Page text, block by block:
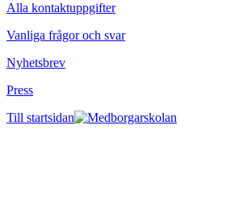
Alla kontaktuppgifter
Vanliga frågor och svar
Nyhetsbrev
Press
Till startsidan